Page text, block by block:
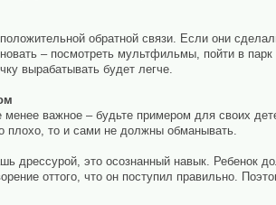
обратной связи. Если они
– посмотреть мультфильмы, пойти в
вырабатывать будет легче.
менее важное – будьте примером для своих
плохо, то и сами не должны обманывать.
дрессурой, это осознанный навык. Ребенок
оттого, что он поступил правильно.